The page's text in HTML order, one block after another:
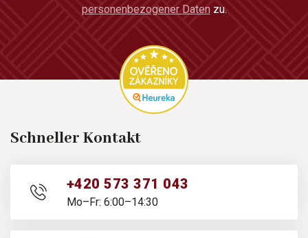
personenbezogener Daten zu.
Schneller Kontakt
+420 573 371 043
Mo–Fr: 6:00–14:30